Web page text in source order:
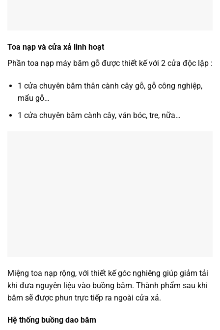
Toa nạp và cửa xả linh hoạt
Phần toa nạp máy băm gỗ được thiết kế với 2 cửa độc lập :
1 cửa chuyên băm thân cành cây gỗ, gỗ công nghiệp,
mẩu gỗ…
1 cửa chuyên băm cành cây, ván bóc, tre, nữa…
Miệng toa nạp rộng, với thiết kế góc nghiêng giúp giảm tải
khi đưa nguyên liệu vào buồng băm. Thành phẩm sau khi
băm sẽ được phun trực tiếp ra ngoài cửa xả.
Hệ thống buồng dao băm